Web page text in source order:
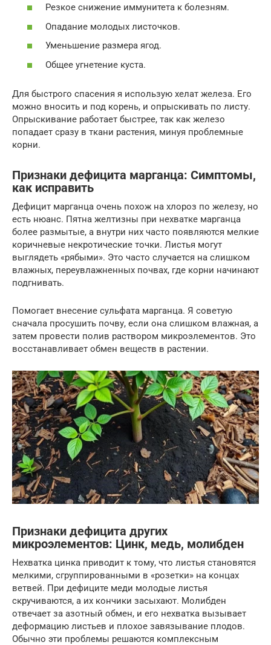
Резкое снижение иммунитета к болезням.
Опадание молодых листочков.
Уменьшение размера ягод.
Общее угнетение куста.
Для быстрого спасения я использую хелат железа. Его
можно вносить и под корень, и опрыскивать по листу.
Опрыскивание работает быстрее, так как железо
попадает сразу в ткани растения, минуя проблемные
корни.
Признаки дефицита марганца: Симптомы,
как исправить
Дефицит марганца очень похож на хлороз по железу, но
есть нюанс. Пятна желтизны при нехватке марганца
более размытые, а внутри них часто появляются мелкие
коричневые некротические точки. Листья могут
выглядеть «рябыми». Это часто случается на слишком
влажных, переувлажненных почвах, где корни начинают
подгнивать.
Помогает внесение сульфата марганца. Я советую
сначала просушить почву, если она слишком влажная, а
затем провести полив раствором микроэлементов. Это
восстанавливает обмен веществ в растении.
Признаки дефицита других
микроэлементов: Цинк, медь, молибден
Нехватка цинка приводит к тому, что листья становятся
мелкими, сгруппированными в «розетки» на концах
ветвей. При дефиците меди молодые листья
скручиваются, а их кончики засыхают. Молибден
отвечает за азотный обмен, и его нехватка вызывает
деформацию листьев и плохое завязывание плодов.
Обычно эти проблемы решаются комплексным